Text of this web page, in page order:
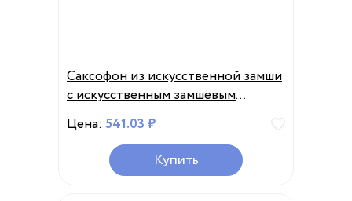
Саксофон из искусственной замши
с искусственным замшевым
покрытием
Цена: 541.03 ₽
Купить